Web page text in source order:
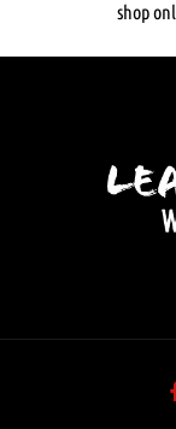
shop